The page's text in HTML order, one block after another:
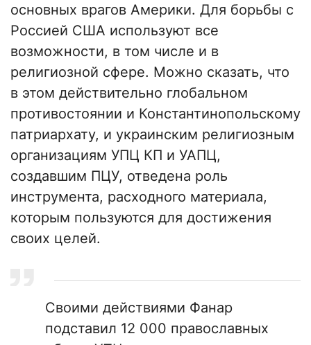
основных врагов Америки. Для борьбы с
Россией США используют все
возможности, в том числе и в
религиозной сфере. Можно сказать, что
в этом действительно глобальном
противостоянии и Константинопольскому
патриархату, и украинским религиозным
организациям УПЦ КП и УАПЦ,
создавшим ПЦУ, отведена роль
инструмента, расходного материала,
которым пользуются для достижения
своих целей.
Своими действиями Фанар
подставил 12 000 православных